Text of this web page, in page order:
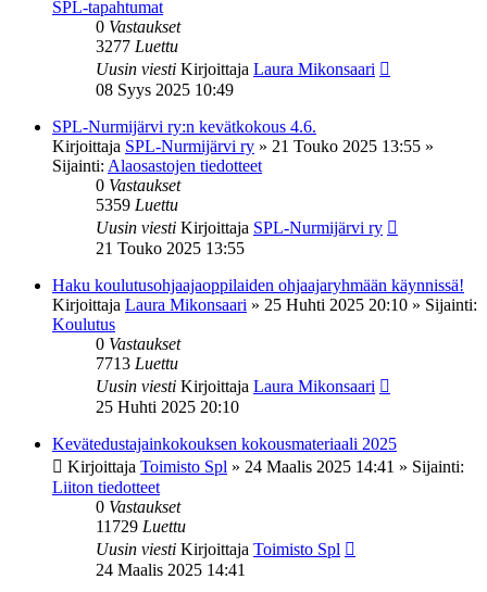
SPL-tapahtumat
0 Vastaukset
3277 Luettu
Uusin viesti Kirjoittaja Laura Mikonsaari
08 Syys 2025 10:49
SPL-Nurmijärvi ry:n kevätkokous 4.6.
Kirjoittaja SPL-Nurmijärvi ry » 21 Touko 2025 13:55 »
Sijainti: Alaosastojen tiedotteet
0 Vastaukset
5359 Luettu
Uusin viesti Kirjoittaja SPL-Nurmijärvi ry
21 Touko 2025 13:55
Haku koulutusohjaajaoppilaiden ohjaajaryhmään käynnissä!
Kirjoittaja Laura Mikonsaari » 25 Huhti 2025 20:10 » Sijainti:
Koulutus
0 Vastaukset
7713 Luettu
Uusin viesti Kirjoittaja Laura Mikonsaari
25 Huhti 2025 20:10
Kevätedustajainkokouksen kokousmateriaali 2025
Kirjoittaja Toimisto Spl » 24 Maalis 2025 14:41 » Sijainti:
Liiton tiedotteet
0 Vastaukset
11729 Luettu
Uusin viesti Kirjoittaja Toimisto Spl
24 Maalis 2025 14:41